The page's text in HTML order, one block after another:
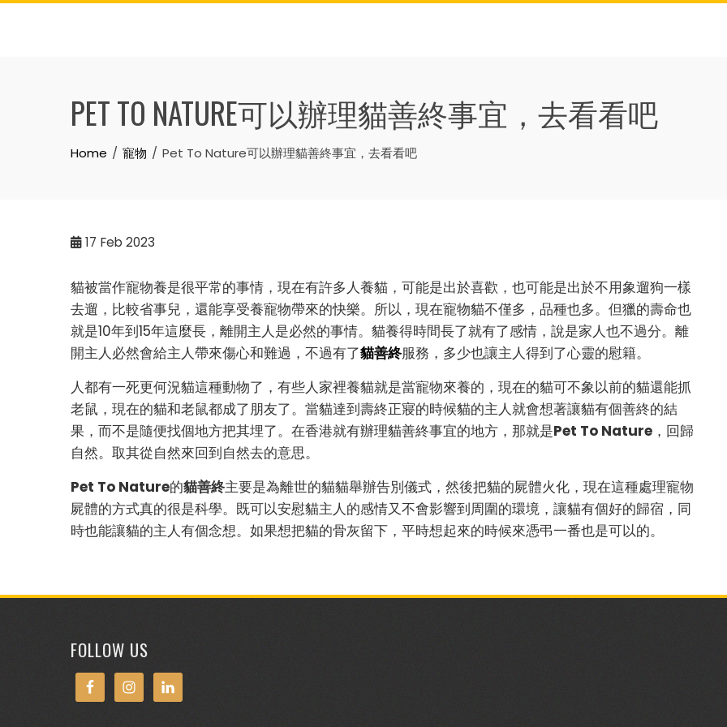
Skip
PET TO NATURE可以辦理貓善終事宜，去看看吧
Home 寵物 Pet To Nature可以辦理貓善終事宜，去看看吧
17 Feb 2023
貓被當作寵物養是很平常的事情，現在有許多人養貓，可能是出於喜歡，也可能是出於不用象遛狗一樣
去遛，比較省事兒，還能享受養寵物帶來的快樂。所以，現在寵物貓不僅多，品種也多。但獵的壽命也
就是10年到15年這麼長，離開主人是必然的事情。貓養得時間長了就有了感情，說是家人也不過分。離
開主人必然會給主人帶來傷心和難過，不過有了貓善終服務，多少也讓主人得到了心靈的慰籍。
人都有一死更何況貓這種動物了，有些人家裡養貓就是當寵物來養的，現在的貓可不象以前的貓還能抓
老鼠，現在的貓和老鼠都成了朋友了。當貓達到壽終正寢的時候貓的主人就會想著讓貓有個善終的結
果，而不是隨便找個地方把其埋了。在香港就有辦理貓善終事宜的地方，那就是Pet To Nature ，回歸
自然。取其從自然來回到自然去的意思。
Pet To Nature的貓善終主要是為離世的貓貓舉辦告別儀式，然後把貓的屍體火化，現在這種處理寵物
屍體的方式真的很是科學。既可以安慰貓主人的感情又不會影響到周圍的環境，讓貓有個好的歸宿，同
時也能讓貓的主人有個念想。如果想把貓的骨灰留下，平時想起來的時候來憑弔一番也是可以的。
FOLLOW US